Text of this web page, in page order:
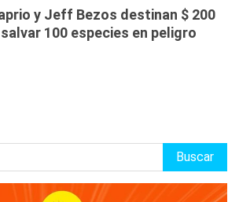
y Jeff Bezos destinan $ 200
100 especies en peligro